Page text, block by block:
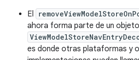
El
ahora forma parte de un objeto
es donde otras plataformas y